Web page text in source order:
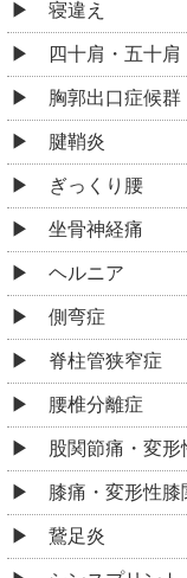
膝痛・変形性膝
鵞足炎
シンスプリント
骨盤矯正
ゴルフ肘
肉離れ
捻挫
筋緊張型頭痛
眼精疲労
不定愁訴
起立性調整障害